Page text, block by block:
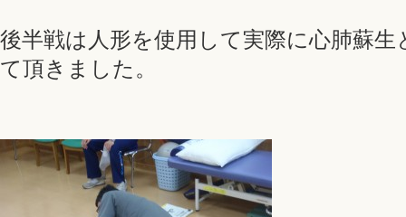
後半戦は人形を使用して実際に心肺蘇
て頂きました。